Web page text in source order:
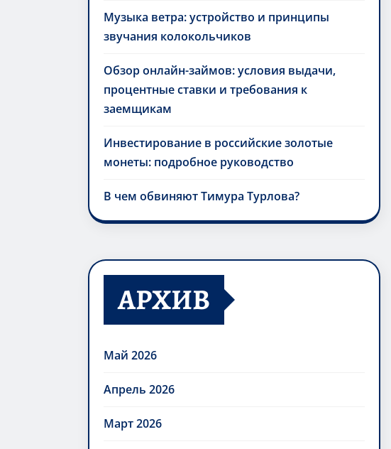
Музыка ветра: устройство и принципы
звучания колокольчиков
Обзор онлайн-займов: условия выдачи,
процентные ставки и требования к
заемщикам
Инвестирование в российские золотые
монеты: подробное руководство
В чем обвиняют Тимура Турлова?
АРХИВ
Май 2026
Апрель 2026
Март 2026